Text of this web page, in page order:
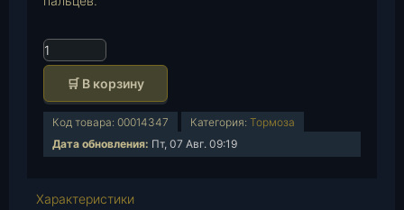
К
о
и
т
🛒 В корзину
Код товара: 00014347 Категория: Тормоза
Дата обновления: Пт, 07 Авг. 09:19
Характеристики